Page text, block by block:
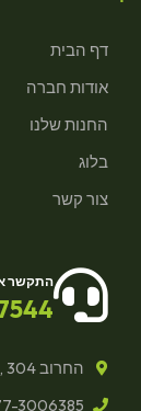
דף הבית
אודות חברה
החנות שלנו
בלוג
צור קשר
התקשר
החרוב 304 , עדי
3006385